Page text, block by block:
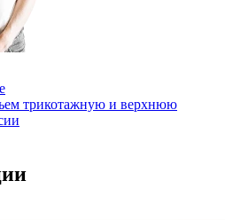
трикотажную и верхнюю